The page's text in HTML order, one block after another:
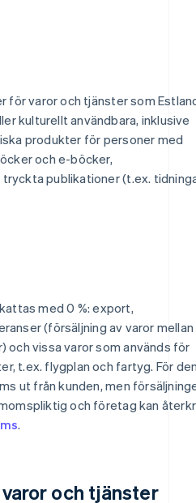
för varor och tjänster som
kulturellt användbara, inklusive
produkter för personer med
och e-böcker,
publikationer (t.ex.
med 0 %: export,
(försäljning av varor mellan
och vissa varor som används för
t.ex. flygplan och fartyg. För
ut från kunden, men
och företag kan
.
och tjänster